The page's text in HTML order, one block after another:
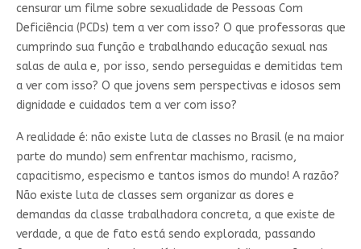
censurar um filme sobre sexualidade de Pessoas Com
Deficiência (PCDs) tem a ver com isso? O que professoras que
cumprindo sua função e trabalhando educação sexual nas
salas de aula e, por isso, sendo perseguidas e demitidas tem
a ver com isso? O que jovens sem perspectivas e idosos sem
dignidade e cuidados tem a ver com isso?
A realidade é: não existe luta de classes no Brasil (e na maior
parte do mundo) sem enfrentar machismo, racismo,
capacitismo, especismo e tantos ismos do mundo! A razão?
Não existe luta de classes sem organizar as dores e
demandas da classe trabalhadora concreta, a que existe de
verdade, a que de fato está sendo explorada, passando